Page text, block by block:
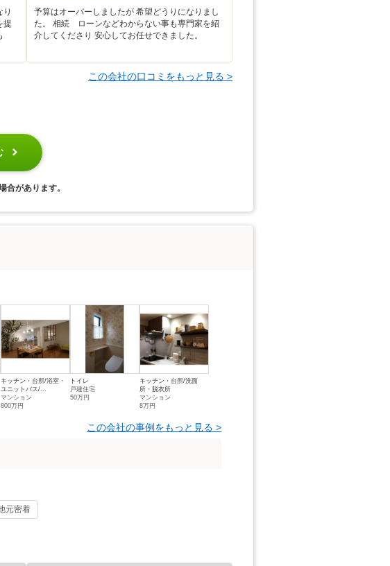
り
提
予算はオーバーしましたが 希望どうりになりまし
た。 相続 ローンなどわからない事も専門家を紹
介してくださり 安心してお任せできました。
この会社の口コミをもっと見る >
があります。
キッチン・台所/浴室・
ユニットバス/...
マンション
800万円
トイレ
戸建住宅
50万円
キッチン・台所/洗面
所・脱衣所
マンション
8万円
この会社の事例をもっと見る >
元密着